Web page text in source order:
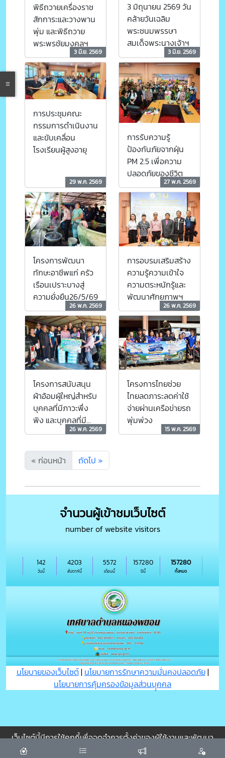
พิธีถวายเครื่องราช
สักการะและวางพาน
พุ่ม และพิธีถวาย
พระพรชัยมงคลฯ
3 มิ.ย. 2569
3 มิถุนายน 2569 วัน
คล้ายวันเฉลิม
พระชนมพรรษา
สมเด็จพระนางเจ้าฯ
3 มิ.ย. 2569
การประชุมคณะ
กรรมการดำเนินงาน
และขับเคลื่อน
โรงเรียนผู้สูงอายุ
29 พ.ค. 2569
การรับความรู้
ป้องกันภัยจากฝุ่น
PM 2.5 เพื่อความ
ปลอดภัยของชีวิต
27 พ.ค. 2569
โครงการพัฒนา
ทักษะอาชีพแก่ ครัว
เรือนเปราะบางสู่
ความยั่งยืน26/5/69
26 พ.ค. 2569
การอบรมเสริมสร้าง
ความรู้ความเข้าใจ
ความตระหนักรู้และ
พัฒนาศักยภาพฯ
26 พ.ค. 2569
โครงการสนับสนุน
ผ้าอ้อมผู้ใหญ่สำหรับ
บุคคลที่มีภาวะพึ่ง
พิง และบุคคลที่มี
ภาวะปัญหาการกลั้น
ไม่ได้
26 พ.ค. 2569
โครงการไทยช่วย
ไทยลดภาระลดค่าใช้
จ่ายผ่านเครือข่ายรถ
พุ่มพ่วง
15 พ.ค. 2569
« ก่อนหน้า ถัดไป »
จำนวนผู้เข้าชมเว็บไซต์
number of website visitors
วันนี้
142
สัปดาห์นี้
4203
เดือนนี้
5572
ปีนี้
157280
ทั้งหมด
157280
นโยบายของเว็บไซต์| นโยบายการรักษาความมั่นคงปลอดภัย|
นโยบายการคุ้มครองข้อมูลส่วนบุุคคล
เว็บไซต์นี้มีการใช้คุกกี้เพื่อจดจำการตั้งค่าของผู้ใช้งานและพัฒนา
ประสบการณ์การใช้งานของคุณให้ดียิ่งขึ้น